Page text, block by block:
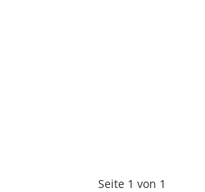
Seite 1 von 1